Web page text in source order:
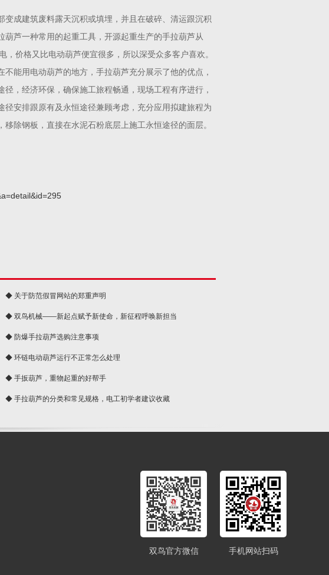
成建筑废料露天沉积或填埋，并且在破碎、清运跟沉积
芦一种常用的起重工具，开源起重生产的手拉葫芦从
价格又比电动葫芦便宜很多，所以深受众多客户喜欢。
能用电动葫芦的地方，手拉葫芦充分展示了他的优点，
，经济环保，确保施工旅程畅通，现场工程有序进行，
安排跟原有及永恒途径兼顾考虑，充分应用拟建旅程为
除钢板，直接在水泥石粉底层上施工永恒途径的面层。
◆ 关于防范假冒网站的郑重声明
◆ 双鸟机械——新起点赋予新使命，新征程呼唤新担当
◆ 防爆手拉葫芦选购注意事项
◆ 环链电动葫芦运行不正常怎么处理
◆ 手扳葫芦，重物起重的好帮手
◆ 手拉葫芦的分类和常见规格，电工初学者建议收藏
手机网站扫码
双鸟官方微信